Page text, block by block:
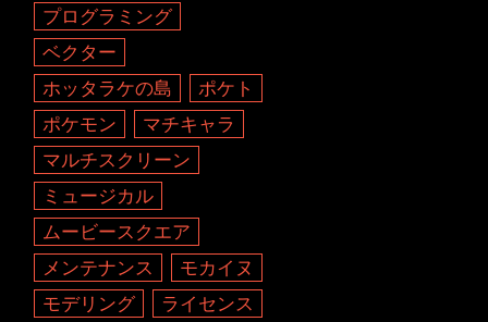
プログラミング
ベクター
ホッタラケの島
ポケト
ポケモン
マチキャラ
マルチスクリーン
ミュージカル
ムービースクエア
メンテナンス
モカイヌ
モデリング
ライセンス